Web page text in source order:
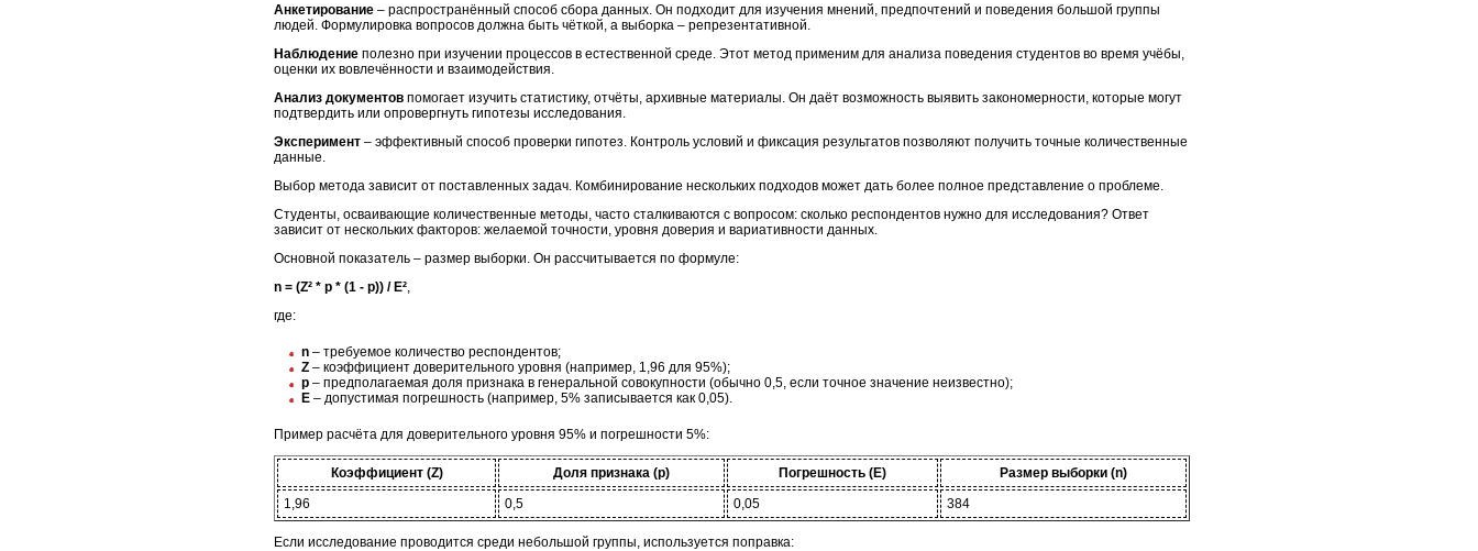
Анкетирование – распространённый способ сбора данных. Он подходит для изучения мнений, предпочтений и поведения большой группы
людей. Формулировка вопросов должна быть чёткой, а выборка – репрезентативной.
Наблюдение полезно при изучении процессов в естественной среде. Этот метод применим для анализа поведения студентов во время учёбы,
оценки их вовлечённости и взаимодействия.
Анализ документов помогает изучить статистику, отчёты, архивные материалы. Он даёт возможность выявить закономерности, которые могут
подтвердить или опровергнуть гипотезы исследования.
Эксперимент – эффективный способ проверки гипотез. Контроль условий и фиксация результатов позволяют получить точные количественные
данные.
Выбор метода зависит от поставленных задач. Комбинирование нескольких подходов может дать более полное представление о проблеме.
Студенты, осваивающие количественные методы, часто сталкиваются с вопросом: сколько респондентов нужно для исследования? Ответ
зависит от нескольких факторов: желаемой точности, уровня доверия и вариативности данных.
Основной показатель – размер выборки. Он рассчитывается по формуле:
n = (Z² * p * (1 - p)) / E²
где:
n – требуемое количество респондентов;
Z – коэффициент доверительного уровня (например, 1,96 для 95%);
p – предполагаемая доля признака в генеральной совокупности (обычно 0,5, если точное значение неизвестно);
E – допустимая погрешность (например, 5% записывается как 0,05).
Пример расчёта для доверительного уровня 95% и погрешности 5%:
Коэффициент (Z) Доля признака (p) Погрешность (E)
Размер выборки (n)
1,96
0,5 0,05 384
Если исследование проводится среди небольшой группы, используется поправка: